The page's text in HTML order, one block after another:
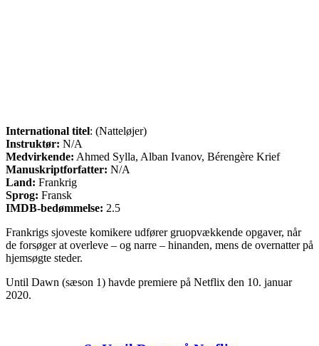
International titel: (Natteløjer)
Instruktør: N/A
Medvirkende: Ahmed Sylla, Alban Ivanov, Bérengère Krief
Manuskriptforfatter: N/A
Land: Frankrig
Sprog: Fransk
IMDB-bedømmelse: 2.5
Frankrigs sjoveste komikere udfører gruopvækkende opgaver, når
de forsøger at overleve – og narre – hinanden, mens de overnatter på
hjemsøgte steder.
Until Dawn (sæson 1) havde premiere på Netflix den 10. januar
2020.